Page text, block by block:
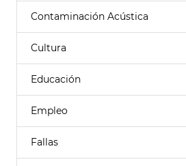
Contaminación Acústica
Cultura
Educación
Empleo
Fallas